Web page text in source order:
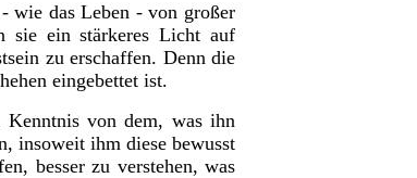
wie das Leben - von großer
sie ein stärkeres Licht auf
zu erschaffen. Denn die
eingebettet ist.
Kenntnis von dem, was ihn
insoweit ihm diese bewusst
besser zu verstehen, was